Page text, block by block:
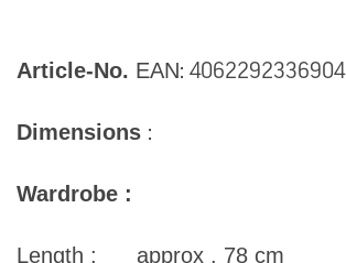
Article-No. EAN: 4062292336904
Dimensions :
Wardrobe :
Length : approx . 78 cm